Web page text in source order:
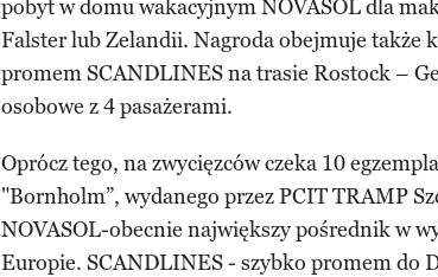
pobyt w domu wakacyjnym NOVASOL dla
Falster lub Zelandii. Nagroda obejmuje także
promem SCANDLINES na trasie Rostock –
osobowe z 4 pasażerami.
Oprócz tego, na zwycięzców czeka 10
"Bornholm”, wydanego przez PCIT TRAMP
NOVASOL-obecnie największy pośrednik w
Europie. SCANDLINES - szybko promem do